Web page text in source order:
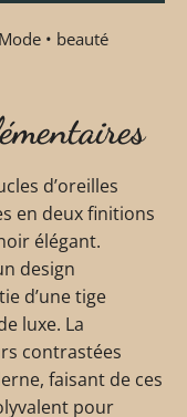
Mode • beauté
d’oreilles
en deux finitions
élégant.
design
d’une tige
luxe. La
contrastées
faisant de ces
pour